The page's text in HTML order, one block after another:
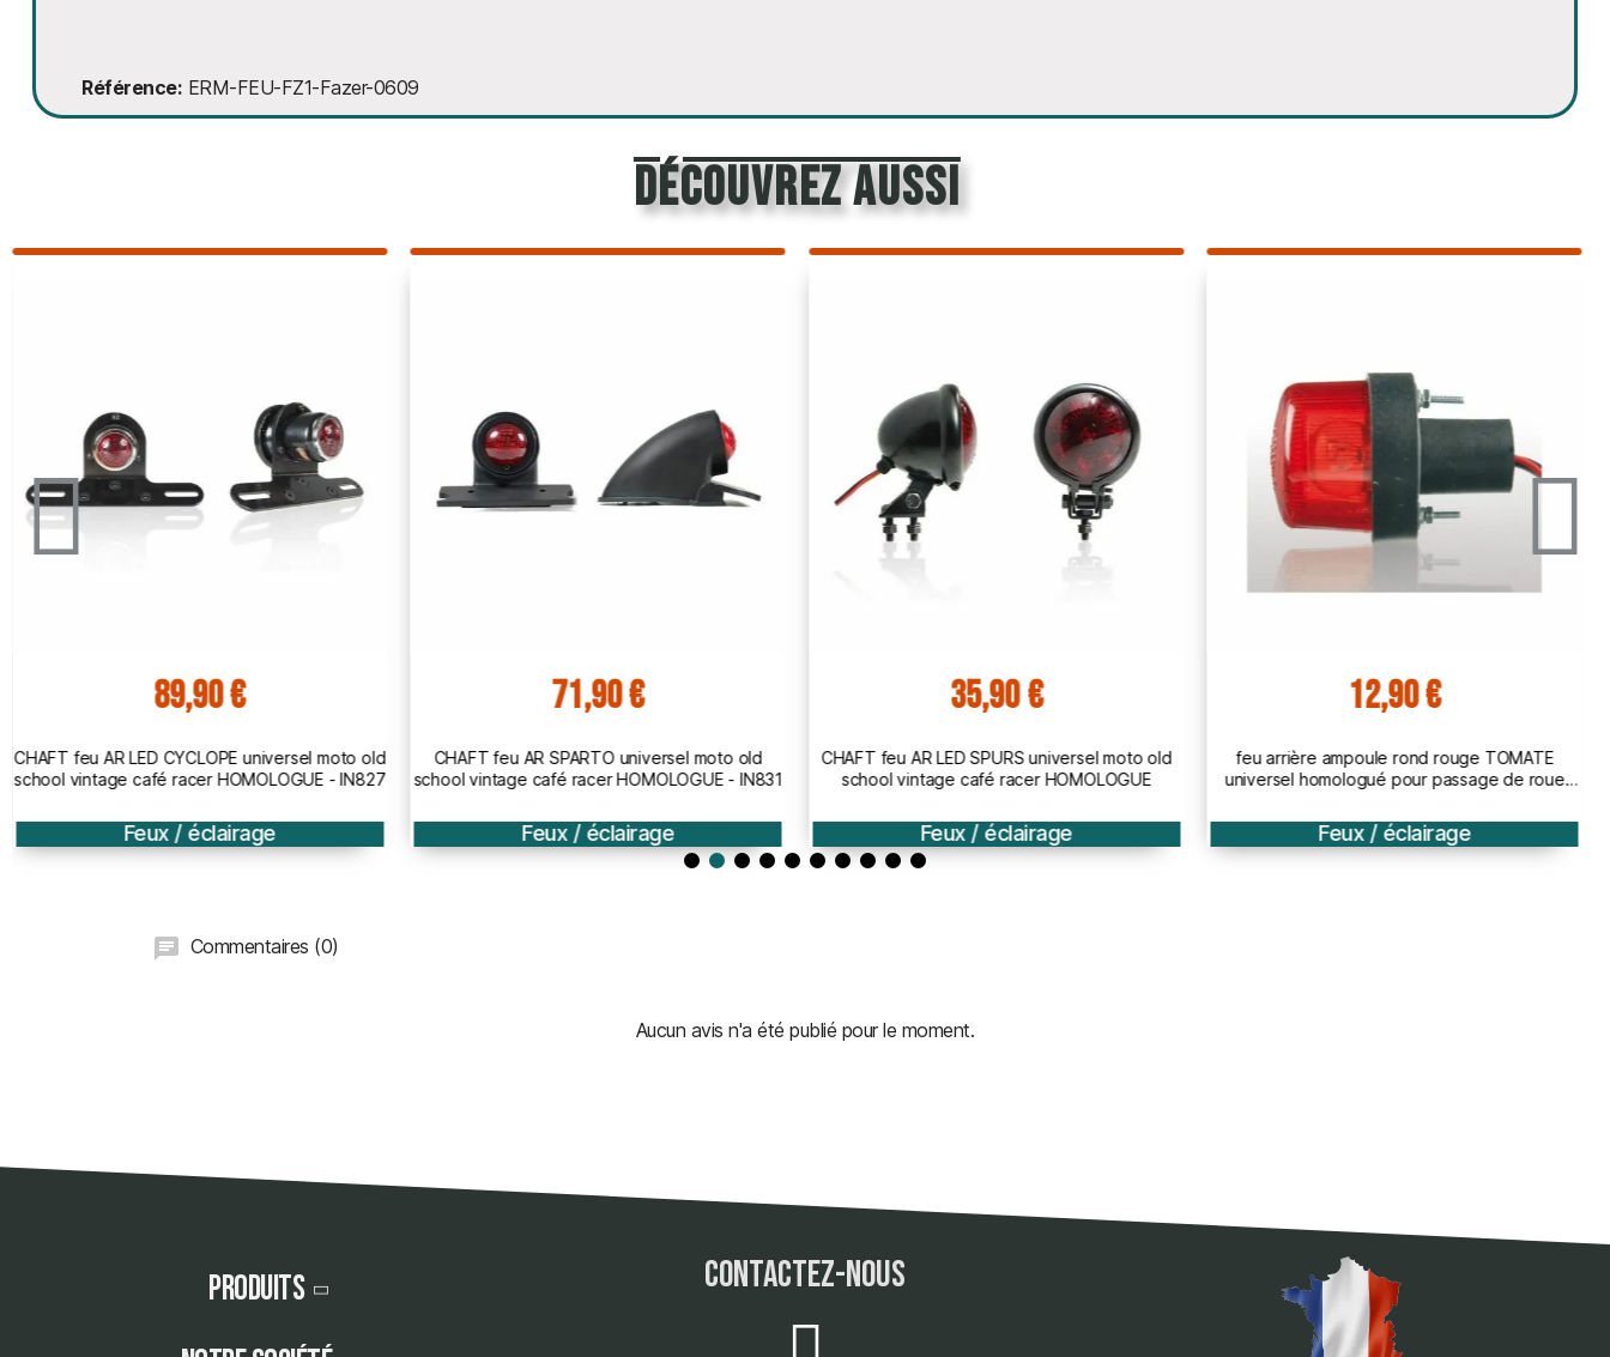
Référence ERM-FEU-FZ1-Fazer-0609
découvrez aussi
89,90 €
CHAFT feu AR LED CYCLOPE universel moto old
school vintage café racer HOMOLOGUE - IN827
Feux / éclairage
71,90 €
CHAFT feu AR SPARTO universel moto old
school vintage café racer HOMOLOGUE - IN831
Feux / éclairage
35,90 €
CHAFT feu AR LED SPURS universel moto old
school vintage café racer HOMOLOGUE
Feux / éclairage
12,90 €
feu arrière ampoule rond rouge TOMATE
universel homologué pour passage de roue
Feux / éclairage
Commentaires (0)
Aucun avis n'a été publié pour le moment.
Produits
contactez-nous